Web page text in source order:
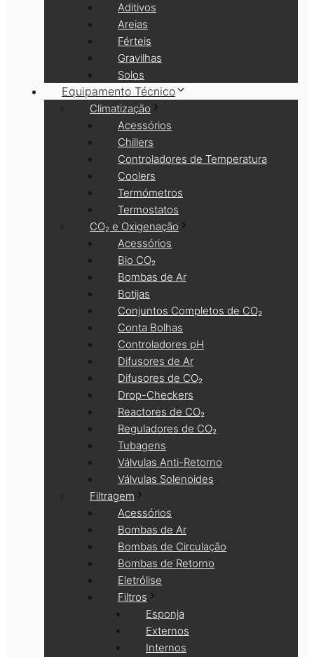
Aditivos
Areias
Férteis
Gravilhas
Solos
Equipamento Técnico
Climatização
Acessórios
Chillers
Controladores de Temperatura
Coolers
Termómetros
Termostatos
CO₂ e Oxigenação
Acessórios
Bio CO₂
Bombas de Ar
Botijas
Conjuntos Completos de CO₂
Conta Bolhas
Controladores pH
Difusores de Ar
Difusores de CO₂
Drop-Checkers
Reactores de CO₂
Reguladores de CO₂
Tubagens
Válvulas Anti-Retorno
Válvulas Solenoides
Filtragem
Acessórios
Bombas de Ar
Bombas de Circulação
Bombas de Retorno
Eletrólise
Filtros
Esponja
Externos
Internos